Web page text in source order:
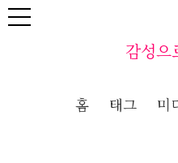
본문 바로가기
감성으
홈 태그 미